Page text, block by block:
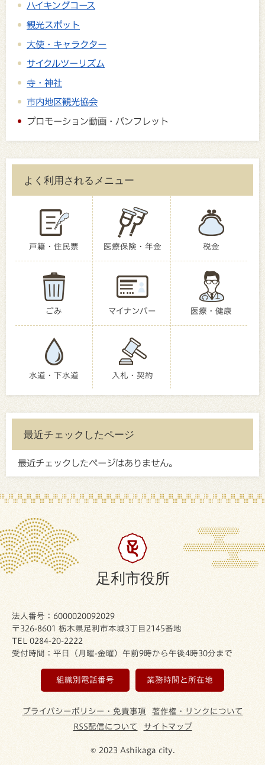
ハイキングコース
観光スポット
大使・キャラクター
サイクルツーリズム
寺・神社
市内地区観光協会
プロモーション動画・パンフレット
よく利用されるメニュー
戸籍・住民票 医療保険・年金 税金
ごみ マイナンバー 医療・健康
水道・下水道 入札・契約
最近チェックしたページ
最近チェックしたページはありません。
足利市役所
法人番号：6000020092029
〒326-8601 栃木県足利市本城3丁目2145番地
TEL 0284-20-2222
受付時間：平日（月曜-金曜）午前9時から午後4時30分まで
組織別電話番号 業務時間と所在地
プライバシーポリシー・免責事項
著作権・リンクについて
RSS配信について
サイトマップ
© 2023 Ashikaga city.